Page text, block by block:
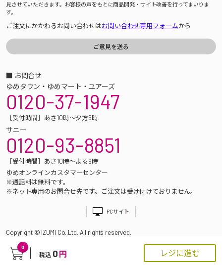
0
税込 0 円 レジに進む
見させていただきます。お客様の声をもとに商品開発・サイト改善を行ってまいりま
す。
ご注文にかかわるお問い合わせはお問い合わせ専用フォームから
■ お問合せ
ゆめタウン・ゆめマート・ユアーズ
0120-37-1947
［受付時間］あさ10時～夕方6時
サニー
0120-93-8851
［受付時間］あさ10時～よる9時
ゆめオンラインカスタマーセンター
※通話料は無料です。
※ネット専用のお問合せ先です。ご注文は受け付けておりません。
PCサイト
Copyright © IZUMI Co.,Ltd. All rights reserved.